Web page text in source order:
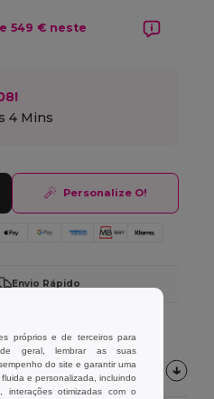
549 € neste
4 Mins
Personalize O!
Envio Rápido
próprios e de terceiros para
geral, lembrar as suas
do site e garantir uma
e personalizada, incluindo
interações otimizadas com o